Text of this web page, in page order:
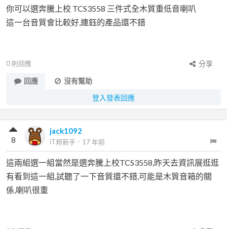
你可以選奔騰上校 TCS3558 三件式全木質重低音喇叭
這一台音質會比較好,連鈺的產品還不錯
0 則回應
分享
回應
沒有幫助
登入發表回應
jack1092
iT邦新手 ． 17 年前
8
這兩組選一組當然是選奔騰上校TCS3558,昨天去資訊展逛逛
有看到這一組,試聽了一下音質還不錯,可能是木質音箱的關
係,喇叭很重